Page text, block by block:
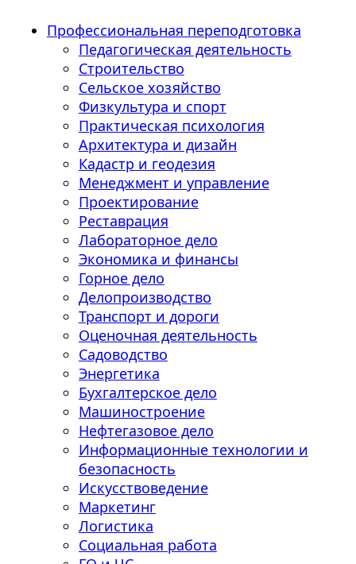
Профессиональная переподготовка
Педагогическая деятельность
Строительство
Сельское хозяйство
Физкультура и спорт
Практическая психология
Архитектура и дизайн
Кадастр и геодезия
Менеджмент и управление
Проектирование
Реставрация
Лабораторное дело
Экономика и финансы
Горное дело
Делопроизводство
Транспорт и дороги
Оценочная деятельность
Садоводство
Энергетика
Бухгалтерское дело
Машиностроение
Нефтегазовое дело
Информационные технологии и
безопасность
Искусствоведение
Маркетинг
Логистика
Социальная работа